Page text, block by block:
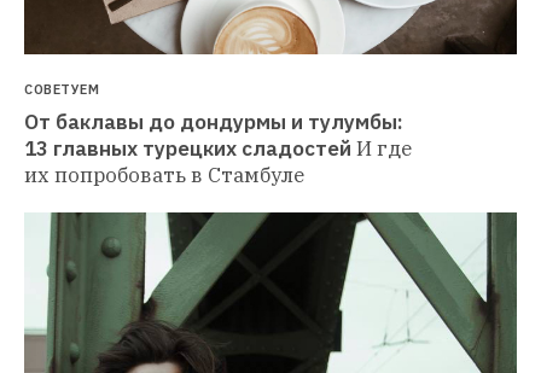
СОВЕТУЕМ
От баклавы до дондурмы и тулумбы:
13 главных турецких сладостей И где
их попробовать в Стамбуле